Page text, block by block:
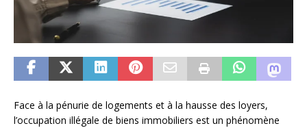
Face à la pénurie de logements et à la hausse des loyers,
l’occupation illégale de biens immobiliers est un phénomène